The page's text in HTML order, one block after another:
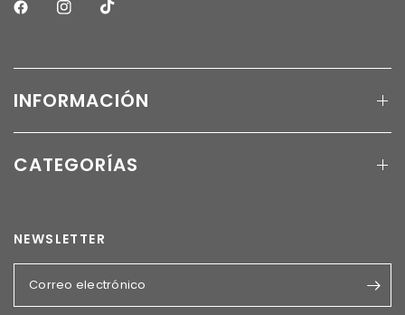
INFORMACIÓN
CATEGORÍAS
NEWSLETTER
Correo electrónico